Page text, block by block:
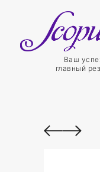
Ваш
главный